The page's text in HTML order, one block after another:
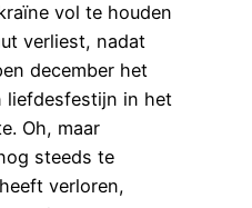
vol te houden
verliest, nadat
december het
liefdesfestijn in het
Oh, maar
steeds te
verloren,